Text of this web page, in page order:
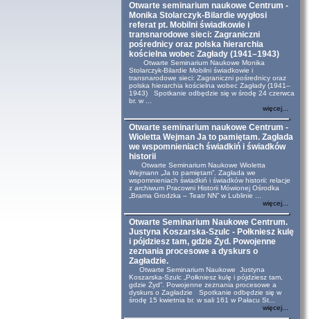
Otwarte seminarium naukowe Centrum -
Monika Stolarczyk-Bilardie wygłosi
referat pt. Mobilni świadkowie i
transnarodowe sieci: Zagraniczni
pośrednicy oraz polska hierarchia
kościelna wobec Zagłady (1941–1943)
Otwarte Seminarium Naukowe Monika
Stolarczyk-Bilardie Mobilni świadkowie i
transnarodowe sieci: Zagraniczni pośrednicy oraz
polska hierarchia kościelna wobec Zagłady (1941–
1943) Spotkanie odbędzie się w środę 24 czerwca
br. w ...
więcej...
Otwarte seminarium naukowe Centrum -
Wioletta Wejman Ja to pamiętam. Zagłada
we wspomnieniach świadkiń i świadków
historii
Otwarte Seminarium Naukowe Wioletta
Wejmann „Ja to pamiętam”. Zagłada we
wspomnieniach świadkiń i świadków historii: relacje
z archiwum Pracowni Historii Mówionej Ośrodka
„Brama Grodzka – Teatr NN” w Lublinie ...
więcej...
Otwarte Seminarium Naukowe Centrum.
Justyna Koszarska-Szulc - Połkniesz kulę
i pójdziesz tam, gdzie Żyd. Powojenne
zeznania procesowe a dyskurs o
Zagładzie.
Otwarte Seminarium Naukowe Justyna
Koszarska-Szulc „Połkniesz kulę i pójdziesz tam,
gdzie Żyd”. Powojenne zeznania procesowe a
dyskurs o Zagładzie Spotkanie odbędzie się w
środę 15 kwietnia br. w sali 161 w Pałacu St...
więcej...